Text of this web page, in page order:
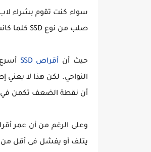
سواء كنت تقوم بشراء
صلب من نوع SSD كلما كانت الميزانية تسمح بذلك بدلًا من استخدام أقراص HDD التقليدية.
حيث أن أقراص SSD
أن نقطة الضعف تكمن في
يتلف أو يفشل فى أقل من